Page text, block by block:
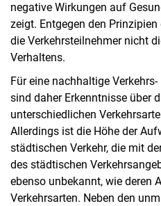
negative Wirkungen auf
zeigt. Entgegen den
die Verkehrsteilnehmer nicht
Verhaltens.
Für eine nachhaltige
sind daher Erkenntnisse über
unterschiedlichen
Allerdings ist die Höhe der
städtischen Verkehr, die mit
des städtischen
ebenso unbekannt, wie deren
Verkehrsarten. Neben den